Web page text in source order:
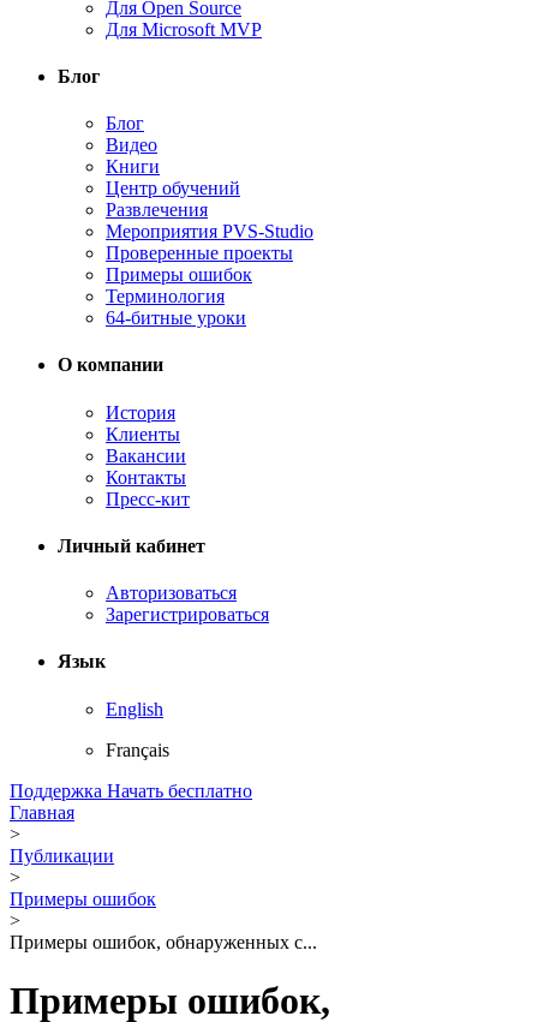
Для Open Source
Для Microsoft MVP
Блог
Блог
Видео
Книги
Центр обучений
Развлечения
Мероприятия PVS-Studio
Проверенные проекты
Примеры ошибок
Терминология
64-битные уроки
О компании
История
Клиенты
Вакансии
Контакты
Пресс-кит
Личный кабинет
Авторизоваться
Зарегистрироваться
Язык
English
Français
Поддержка Начать бесплатно
Главная
>
Публикации
>
Примеры ошибок
>
Примеры ошибок, обнаруженных с...
Примеры ошибок,